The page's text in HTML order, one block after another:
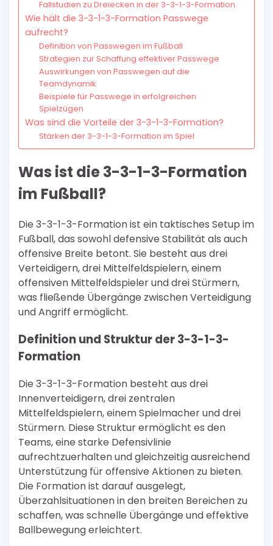
Fallstudien zu Dreiecken in der 3-3-1-3-Formation
Wie hält die 3-3-1-3-Formation Passwege
aufrecht?
Definition von Passwegen im Fußball
Strategien zur Schaffung effektiver Passwege
Auswirkungen von Passwegen auf die
Teamdynamik
Beispiele für Passwege in erfolgreichen
Spielzügen
Was sind die Vorteile der 3-3-1-3-Formation?
Stärken der 3-3-1-3-Formation im Spiel
Was ist die 3-3-1-3-Formation
im Fußball?
Die 3-3-1-3-Formation ist ein taktisches Setup im
Fußball, das sowohl defensive Stabilität als auch
offensive Breite betont. Sie besteht aus drei
Verteidigern, drei Mittelfeldspielern, einem
offensiven Mittelfeldspieler und drei Stürmern,
was fließende Übergänge zwischen Verteidigung
und Angriff ermöglicht.
Definition und Struktur der 3-3-1-3-
Formation
Die 3-3-1-3-Formation besteht aus drei
Innenverteidigern, drei zentralen
Mittelfeldspielern, einem Spielmacher und drei
Stürmern. Diese Struktur ermöglicht es den
Teams, eine starke Defensivlinie
aufrechtzuerhalten und gleichzeitig ausreichend
Unterstützung für offensive Aktionen zu bieten.
Die Formation ist darauf ausgelegt,
Überzahlsituationen in den breiten Bereichen zu
schaffen, was schnelle Übergänge und effektive
Ballbewegung erleichtert.